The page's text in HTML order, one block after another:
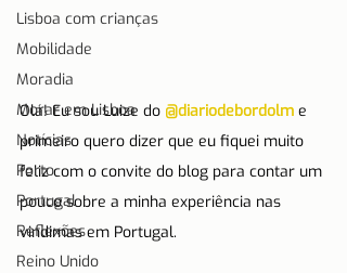
Lisboa com crianças
Mobilidade
Moradia
Morar em Lisboa
Notícias
Porto
Portugal
Reflexões
Reino Unido
Olá! Eu sou Luize do @diariodebordolm e
primeiro quero dizer que eu fiquei muito
feliz com o convite do blog para contar um
pouco sobre a minha experiência nas
vindimas em Portugal.